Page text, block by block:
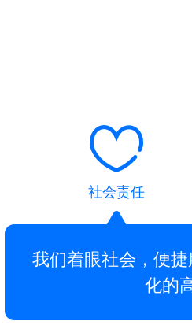
社会责任
我们着眼社会，便
化的